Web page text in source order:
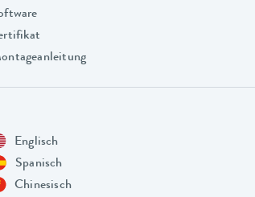
Englisch
Spanisch
Chinesisch